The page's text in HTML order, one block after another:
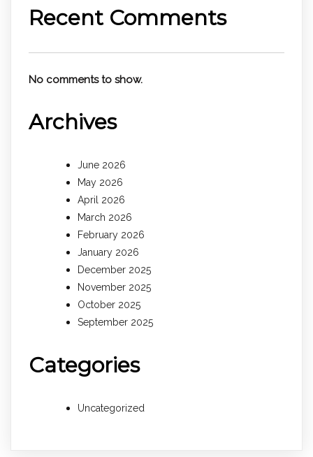
Recent Comments
No comments to show.
Archives
June 2026
May 2026
April 2026
March 2026
February 2026
January 2026
December 2025
November 2025
October 2025
September 2025
Categories
Uncategorized